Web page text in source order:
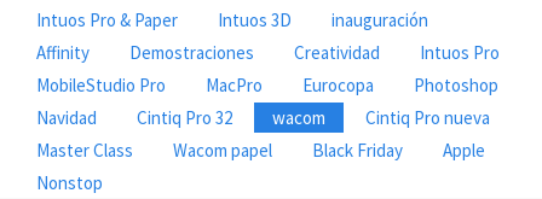
Intuos Pro & Paper
Intuos 3D
inauguración
Affinity
Demostraciones Creatividad
Intuos Pro
MobileStudio Pro
MacPro Eurocopa
Photoshop
Navidad
Cintiq Pro 32 wacom
Cintiq Pro nueva
Master Class
Wacom papel Black Friday
Apple
Nonstop